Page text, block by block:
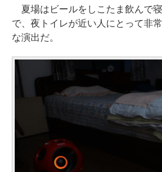
夏場はビールをしこたま飲んで
で、夜トイレが近い人にとって非
な演出だ。